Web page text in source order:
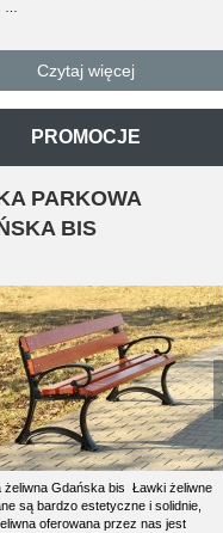
Czytaj więcej
PROMOCJE
BIS
Gdańska bis Ławki żeliwne
bardzo estetyczne i solidnie,
oferowana przez nas jest